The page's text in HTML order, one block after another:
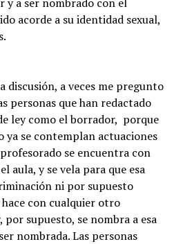
acorde a su identidad sexual,
discusión, a veces me pregunto
personas que han redactado
ley como el borrador, porque
ya se contemplan actuaciones
se encuentra con
aula, y se vela para que esa
ni por supuesto
con cualquier otro
supuesto, se nombra a esa
nombrada. Las personas